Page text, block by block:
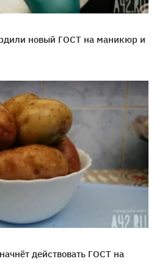
новый ГОСТ на маникюр и
действовать ГОСТ на